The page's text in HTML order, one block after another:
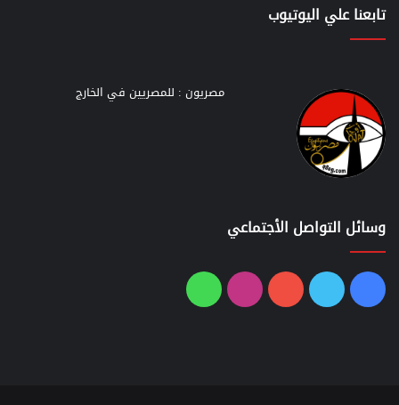
تابعنا علي اليوتيوب
مصريون : للمصريين في الخارج
وسائل التواصل الأجتماعي
فيسبوك
تويتر يوتيوبانستقرامواتساب